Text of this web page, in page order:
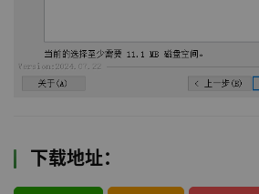
下载地址：